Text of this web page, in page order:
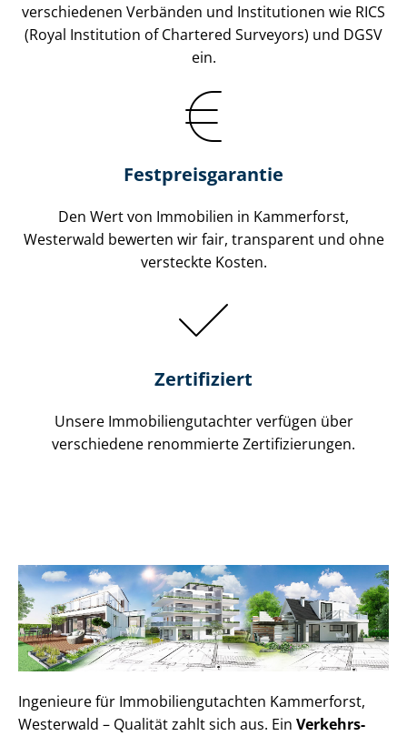
verschiedenen Verbänden und Institutionen wie RICS
(Royal Institution of Chartered Surveyors) und DGSV
ein.
Festpreis​garantie
Den Wert von Immobilien in Kammerforst,
Westerwald bewerten wir fair, transparent und ohne
versteckte Kosten.
Zertifiziert
Unsere Immobilien­gutachter verfügen über
verschiedene renommierte Zer­ti­fi­zie­run­gen.
Ingenieure für Im­mo­bi­li­en­gut­ach­ten Kammerforst,
Westerwald – Qualität zahlt sich aus. Ein Ver­kehrs­